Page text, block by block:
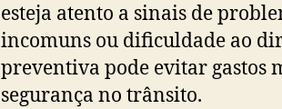
esteja atento a sinais de
incomuns ou dificuldade ao
preventiva pode evitar gastos
segurança no trânsito.